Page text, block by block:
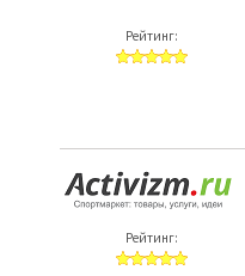
Рейтинг:
Рейтинг: